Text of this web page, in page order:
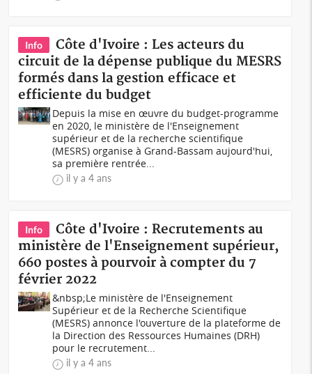
Info
Côte d'Ivoire : Les acteurs du
circuit de la dépense publique du MESRS
formés dans la gestion efficace et
efficiente du budget
Depuis la mise en œuvre du budget-programme
en 2020, le ministère de l'Enseignement
supérieur et de la recherche scientifique
(MESRS) organise à Grand-Bassam aujourd'hui,
sa première rentrée...
il y a 4 ans
Info
Côte d'Ivoire : Recrutements au
ministère de l'Enseignement supérieur,
660 postes à pourvoir à compter du 7
février 2022
&nbsp;Le ministère de l'Enseignement
Supérieur et de la Recherche Scientifique
(MESRS) annonce l'ouverture de la plateforme de
la Direction des Ressources Humaines (DRH)
pour le recrutement...
il y a 4 ans